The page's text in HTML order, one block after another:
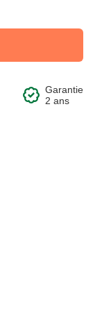
Garantie
2 ans